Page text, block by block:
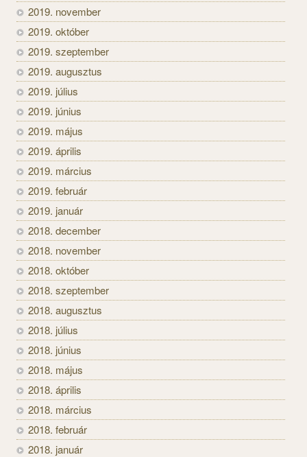
2019. november
2019. október
2019. szeptember
2019. augusztus
2019. július
2019. június
2019. május
2019. április
2019. március
2019. február
2019. január
2018. december
2018. november
2018. október
2018. szeptember
2018. augusztus
2018. július
2018. június
2018. május
2018. április
2018. március
2018. február
2018. január